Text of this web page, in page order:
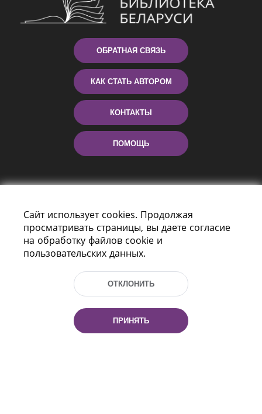
ОБРАТНАЯ СВЯЗЬ
КАК СТАТЬ АВТОРОМ
КОНТАКТЫ
ПОМОЩЬ
Пр-т Независимости 116
г. Минск, Республика Беларусь, 220114
Тел.: (+375 17) 368 37 37, Факс: (+375 17)
Эл. почта: inbox@nlb.by
Сайт использует cookies. Продолжая
просматривать страницы, вы даете согласие
на обработку файлов cookie и
пользовательских данных.
ОТКЛОНИТЬ
ПРИНЯТЬ